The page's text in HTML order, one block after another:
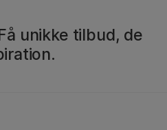
unikke tilbud, de